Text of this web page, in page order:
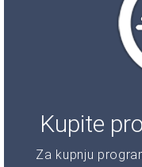
Kupite
Za kupnju